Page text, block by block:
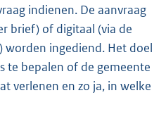
indienen. De aanvraag
brief) of digitaal (via de
worden ingediend. Het doel
te bepalen of de gemeente
verlenen en zo ja, in welke